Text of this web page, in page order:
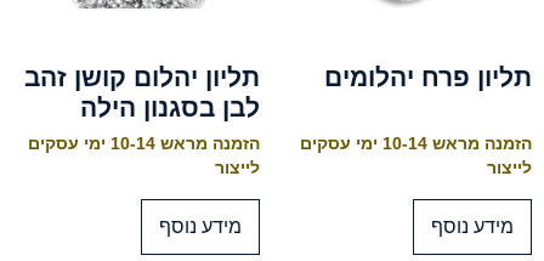
תליון פרח יהלומים
הזמנה מראש 10-14 ימי עסקים
לייצור
מידע נוסף
תליון יהלום קושן זהב
לבן בסגנון הילה
הזמנה מראש 10-14 ימי עסקים
לייצור
מידע נוסף